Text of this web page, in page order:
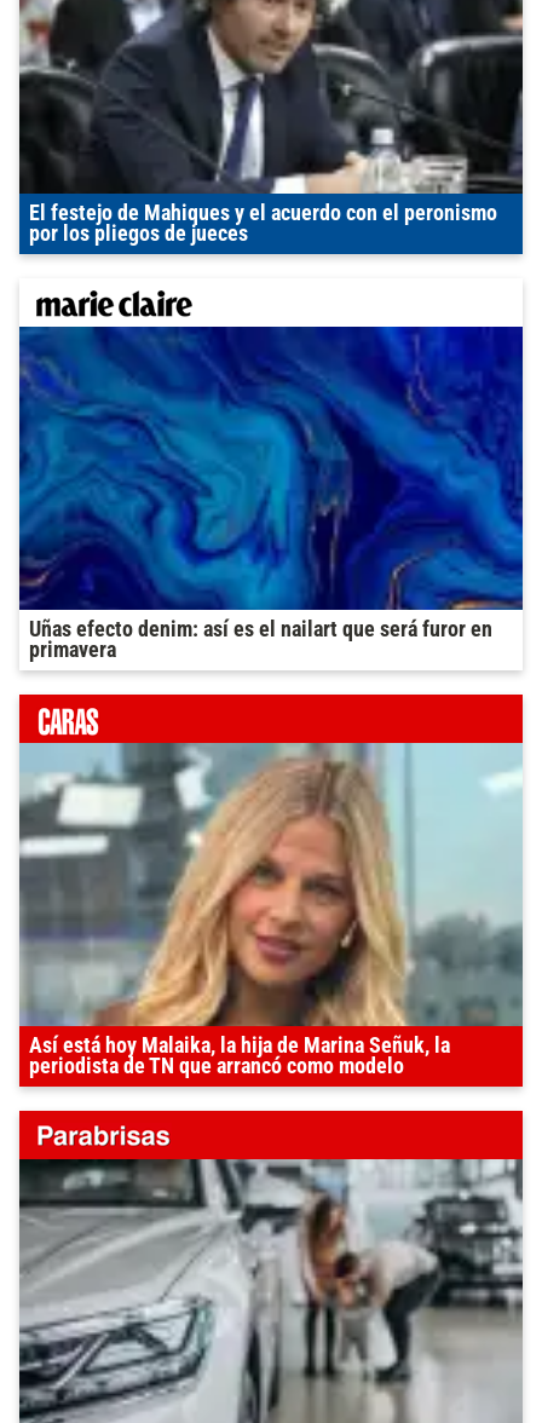
El festejo de Mahiques y el acuerdo con el peronismo
por los pliegos de jueces
Uñas efecto denim: así es el nailart que será furor en
primavera
Así está hoy Malaika, la hija de Marina Señuk, la
periodista de TN que arrancó como modelo